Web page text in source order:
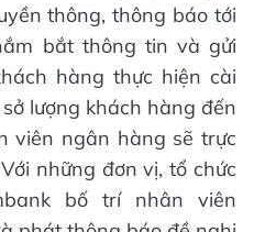
thông, thông báo tới
bắt thông tin và gửi
hàng thực hiện cài
lượng khách hàng đến
viên ngân hàng sẽ trực
những đơn vị, tổ chức
bố trí nhân viên